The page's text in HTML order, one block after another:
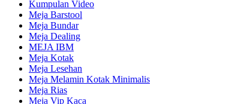
Kumpulan Video
Meja Barstool
Meja Bundar
Meja Dealing
MEJA IBM
Meja Kotak
Meja Lesehan
Meja Melamin Kotak Minimalis
Meja Rias
Meja Vip Kaca